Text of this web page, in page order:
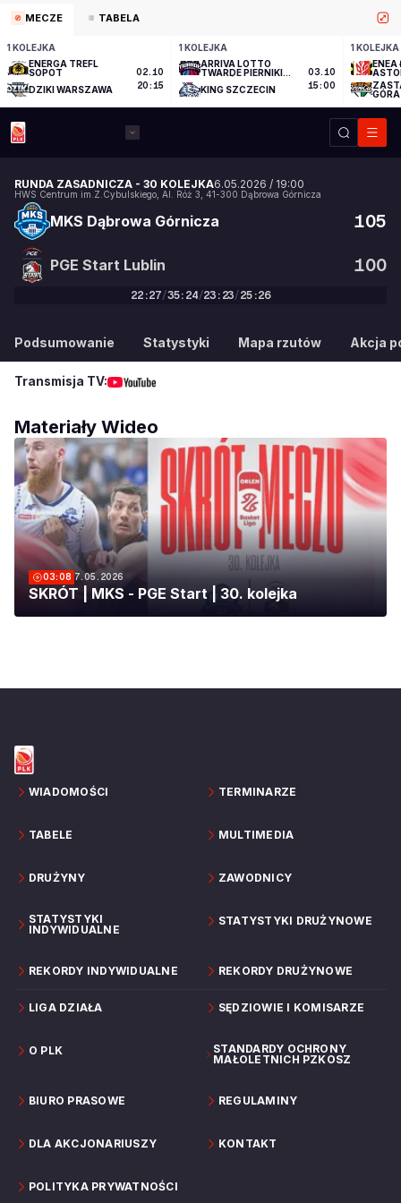
MECZE TABELA
1 KOLEJKA
ENERGA TREFL
SOPOT
DZIKI WARSZAWA
02.10
20:15
1 KOLEJKA
ARRIVA LOTTO
TWARDE PIERNIKI
KING SZCZECIN
03.10
15:00
1 KOLEJKA
ENEA
GÓRA
RUNDA ZASADNICZA - 30 KOLEJKA6.05.2026 / 19:00
HWS Centrum im.Z.Cybulskiego Al. Róż 3 41-300 Dąbrowa Górnicza
MKS Dąbrowa Górnicza 105
100
PGE Start Lublin
22:27/35: 24/23: 23/25:26
105:100
Podsumowanie Statystyki Mapa rzutów Akcja
Transmisja TV:
Materiały Wideo
03:08 7.05.2026
SKRÓT | MKS - PGE Start | 30. kolejka
WIADOMOŚCI TERMINARZE
TABELE MULTIMEDIA
DRUŻYNY ZAWODNICY
STATYSTYKI
INDYWIDUALNE
STATYSTYKI DRUŻYNOWE
REKORDY INDYWIDUALNE REKORDY DRUŻYNOWE
LIGA DZIAŁA SĘDZIOWIE I KOMISARZE
O PLK
STANDARDY OCHRONY
MAŁOLETNICH PZKOSZ
BIURO PRASOWE REGULAMINY
DLA AKCJONARIUSZY KONTAKT
POLITYKA PRYWATNOŚCI